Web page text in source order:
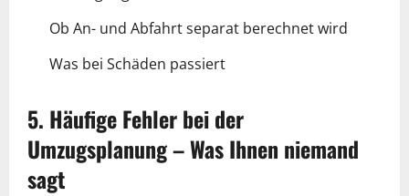
Ob An- und Abfahrt separat berechnet wird
Was bei Schäden passiert
5. Häufige Fehler bei der
Umzugsplanung – Was Ihnen niemand
sagt